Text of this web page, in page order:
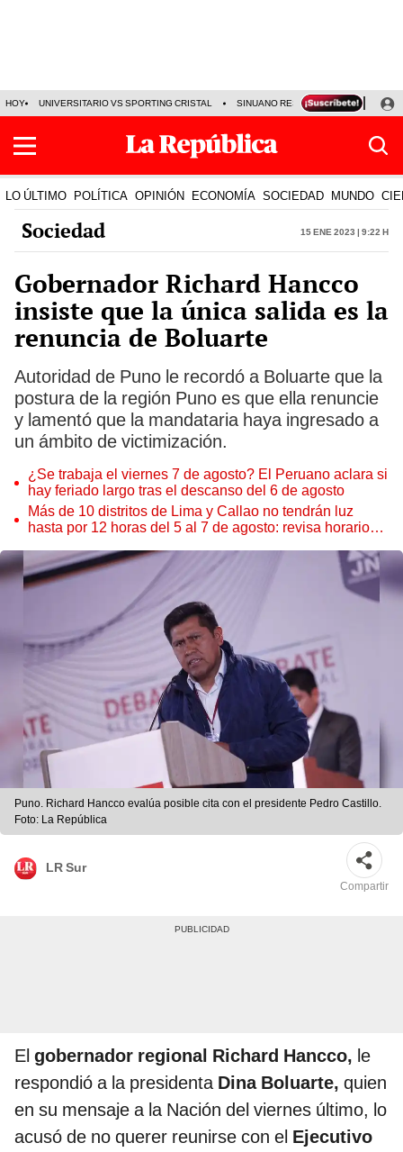
HOY UNIVERSITARIO VS SPORTING CRISTAL SINUANO RESULTADOS HOY
LO ÚLTIMO POLÍTICA OPINIÓN ECONOMÍA SOCIEDAD MUNDO
Sociedad 15 Ene 2023 | 9:22 h
Gobernador Richard Hancco
insiste que la única salida es la
renuncia de Boluarte
Autoridad de Puno le recordó a Boluarte que la
postura de la región Puno es que ella renuncie
y lamentó que la mandataria haya ingresado a
un ámbito de victimización.
¿Se trabaja el viernes 7 de agosto? El Peruano aclara si
hay feriado largo tras el descanso del 6 de agosto
Más de 10 distritos de Lima y Callao no tendrán luz
hasta por 12 horas del 5 al 7 de agosto: revisa horarios y
Puno. Richard Hancco evalúa posible cita con el presidente Pedro Castillo.
Foto: La República
LR Sur
Compartir
El gobernador regional Richard Hancco, le
respondió a la presidenta Dina Boluarte, quien
en su mensaje a la Nación del viernes último, lo
acusó de no querer reunirse con el Ejecutivo